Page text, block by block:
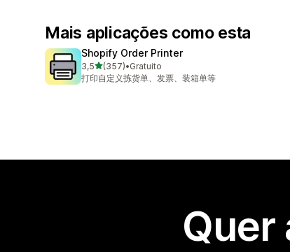
Mais aplicações como esta
Shopify Order Printer
3,5de 5 estrelas
(357)
357 total de avaliações
•Gratuito
打印自定义拣货单、发票、装箱单等
Quer